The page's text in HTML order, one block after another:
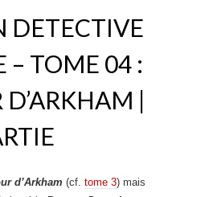
DETECTIVE
– TOME 04 :
D’ARKHAM |
d’Arkham (cf. tome 3) mais